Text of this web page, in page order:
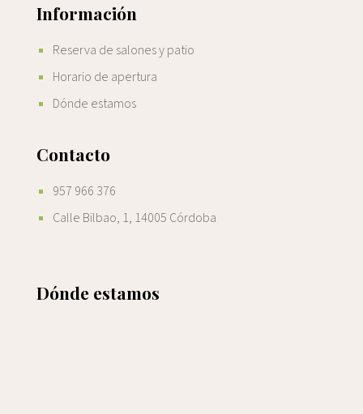
Información
Reserva de salones y patio
Horario de apertura
Dónde estamos
Contacto
957 966 376
Calle Bilbao, 1, 14005 Córdoba
Dónde estamos